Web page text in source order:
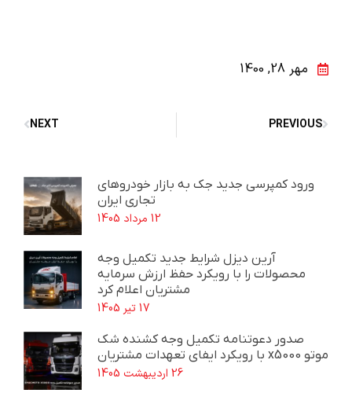
مهر 28, 1400
PREVIOUS
NEXT
ورود کمپرسی جدید جک به بازار خودروهای
تجاری ایران
12 مرداد 1405
آرین دیزل شرایط جدید تکمیل وجه
محصولات را با رویکرد حفظ ارزش سرمایه
مشتریان اعلام کرد
17 تیر 1405
صدور دعوتنامه تکمیل وجه کشنده شک
موتو x5000 با رویکرد ایفای تعهدات مشتریان
26 اردیبهشت 1405